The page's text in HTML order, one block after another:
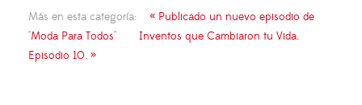
Más en esta categoría:
« Publicado un nuevo episodio de
"Moda Para Todos"
Inventos que Cambiaron tu Vida.
Episodio 10. »